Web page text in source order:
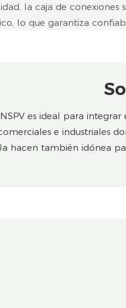
la caja de conexiones
lo que garantiza
es ideal para
e industriales
hacen también idónea